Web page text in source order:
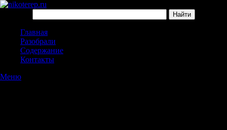
Главная
Разобрали
Содержание
Контакты
Меню